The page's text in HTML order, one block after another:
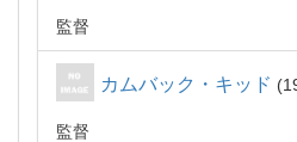
監督
カムバック・キッド
監督